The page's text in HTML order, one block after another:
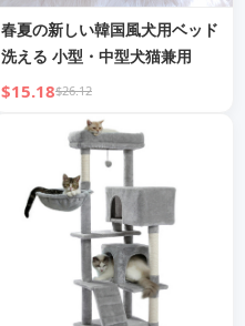
春夏の新しい韓国風犬用ベッド
洗える 小型・中型犬猫兼用
$15.18$26.12